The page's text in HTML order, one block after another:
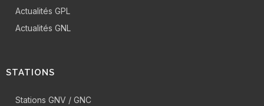
Actualités GPL
Actualités GNL
STATIONS
Stations GNV / GNC